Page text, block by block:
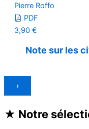
Pierre Roffo
PDF
3,90 €
Note sur les
›
★ Notre